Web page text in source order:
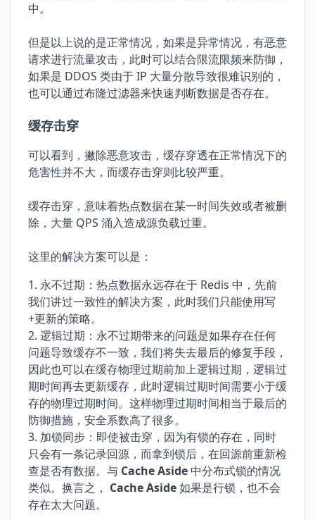
中。
但是以上说的是正常情况，如果是异常情况，有恶意
请求进行流量攻击，此时可以结合限流限频来防御，
如果是 DDOS 类由于 IP 大量分散导致很难识别的，
也可以通过布隆过滤器来快速判断数据是否存在。
缓存击穿
可以看到，撇除恶意攻击，缓存穿透在正常情况下的
危害性并不大，而缓存击穿则比较严重。
缓存击穿，意味着热点数据在某一时间失效或者被删
除，大量 QPS 涌入造成源负载过重。
这里的解决方案可以是：
永不过期：热点数据永远存在于 Redis 中，先前
我们讲过一致性的解决方案，此时我们只能使用写
+更新的策略。
逻辑过期：永不过期带来的问题是如果存在任何
问题导致缓存不一致，我们将失去最后的修复手段，
因此也可以在缓存物理过期前加上逻辑过期，逻辑过
期时间再去更新缓存，此时逻辑过期时间需要小于缓
存的物理过期时间。这样物理过期时间相当于最后的
防御措施，安全系数高了很多。
加锁同步：即使被击穿，因为有锁的存在，同时
只会有一条记录回源，而拿到锁后，在回源前重新检
查是否有数据。与 Cache Aside 中分布式锁的情况
类似。换言之， Cache Aside如果是行锁，也不会
存在太大问题。